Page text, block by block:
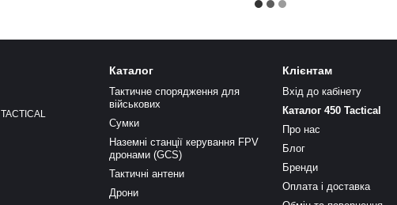
Каталог
Тактичне спорядження для
військових
Сумки
Наземні станції керування FPV
дронами (GCS)
Тактичні антени
Дрони
Клієнтам
Вхід до кабінету
Каталог 450 Tactical
Про нас
Блог
Бренди
Оплата і доставка